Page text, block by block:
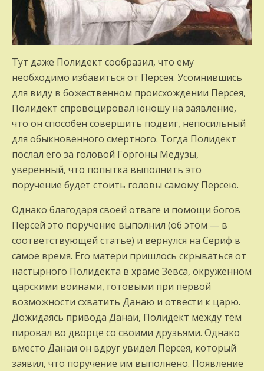
Тут даже Полидект сообразил, что ему
необходимо избавиться от Персея. Усомнившись
для виду в божественном происхождении Персея,
Полидект спровоцировал юношу на заявление,
что он способен совершить подвиг, непосильный
для обыкновенного смертного. Тогда Полидект
послал его за головой Горгоны Медузы,
уверенный, что попытка выполнить это
поручение будет стоить головы самому Персею.
Однако благодаря своей отваге и помощи богов
Персей это поручение выполнил (об этом — в
соответствующей статье) и вернулся на Сериф в
самое время. Его матери пришлось скрываться от
настырного Полидекта в храме Зевса, окруженном
царскими воинами, готовыми при первой
возможности схватить Данаю и отвести к царю.
Дожидаясь привода Данаи, Полидект между тем
пировал во дворце со своими друзьями. Однако
вместо Данаи он вдруг увидел Персея, который
заявил, что поручение им выполнено. Появление